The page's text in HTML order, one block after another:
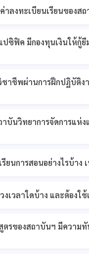
าลงทะเบียนเรียนของส
ซิฟิค มีกองทุนเงินให้กู้
ชีพผ่านการฝึกปฏิบัติง
บันวิทยาการจัดการแห่
นการสอนอย่างไรบ้าง
วลาใดบ้าง และต้องใช้
ตรของสถาบันฯ มีควา